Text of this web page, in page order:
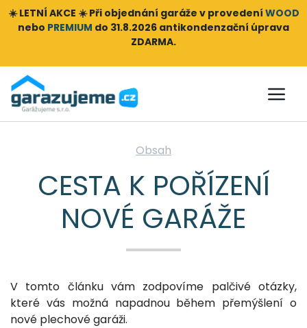
☀️ LETNÍ AKCE ☀️ Při objednání garáže v provedení WOOD
nebo PREMIUM do 31.8.2026 antikondenzační úprava
ZDARMA.
Obsah
CESTA K POŘÍZENÍ
NOVÉ GARÁŽE
V tomto článku vám zodpovíme palčivé otázky,
které vás možná napadnou během přemýšlení o
nové plechové garáži.